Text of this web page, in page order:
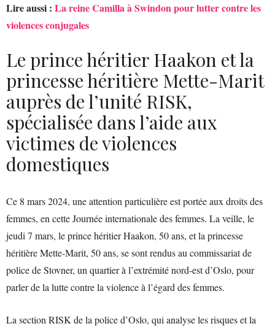
Lire aussi : La reine Camilla à Swindon pour lutter contre les
violences conjugales
Le prince héritier Haakon et la
princesse héritière Mette-Marit
auprès de l’unité RISK,
spécialisée dans l’aide aux
victimes de violences
domestiques
Ce 8 mars 2024, une attention particulière est portée aux droits des
femmes, en cette Journée internationale des femmes. La veille, le
jeudi 7 mars, le prince héritier Haakon, 50 ans, et la princesse
héritière Mette-Marit, 50 ans, se sont rendus au commissariat de
police de Stovner, un quartier à l’extrémité nord-est d’Oslo, pour
parler de la lutte contre la violence à l’égard des femmes.
La section RISK de la police d’Oslo, qui analyse les risques et la